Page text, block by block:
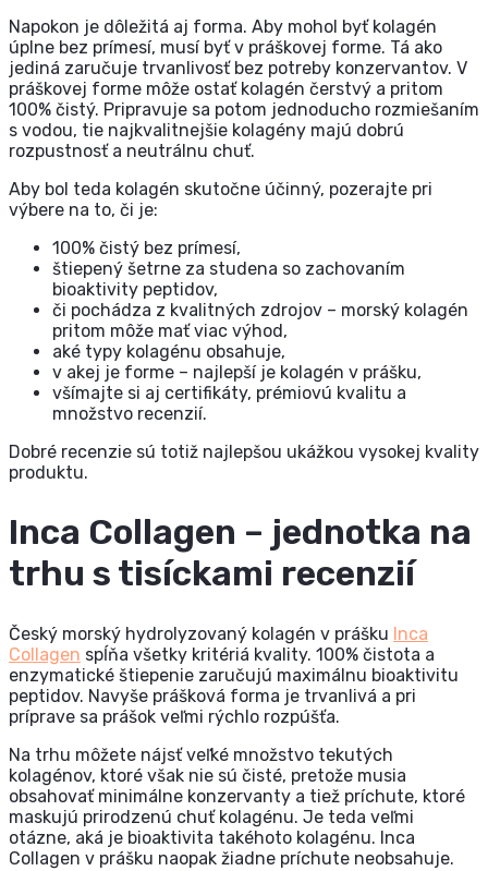
Napokon je dôležitá aj forma. Aby mohol byť kolagén
úplne bez prímesí, musí byť v práškovej forme. Tá ako
jediná zaručuje trvanlivosť bez potreby konzervantov. V
práškovej forme môže ostať kolagén čerstvý a pritom
100% čistý. Pripravuje sa potom jednoducho rozmiešaním
s vodou, tie najkvalitnejšie kolagény majú dobrú
rozpustnosť a neutrálnu chuť.
Aby bol teda kolagén skutočne účinný, pozerajte pri
výbere na to, či je:
100% čistý bez prímesí,
štiepený šetrne za studena so zachovaním
bioaktivity peptidov,
či pochádza z kvalitných zdrojov – morský kolagén
pritom môže mať viac výhod,
aké typy kolagénu obsahuje,
v akej je forme – najlepší je kolagén v prášku,
všímajte si aj certifikáty, prémiovú kvalitu a
množstvo recenzií.
Dobré recenzie sú totiž najlepšou ukážkou vysokej kvality
produktu.
Inca Collagen – jednotka na
trhu s tisíckami recenzií
Český morský hydrolyzovaný kolagén v prášku Inca
Collagen spĺňa všetky kritériá kvality. 100% čistota a
enzymatické štiepenie zaručujú maximálnu bioaktivitu
peptidov. Navyše prášková forma je trvanlivá a pri
príprave sa prášok veľmi rýchlo rozpúšťa.
Na trhu môžete nájsť veľké množstvo tekutých
kolagénov, ktoré však nie sú čisté, pretože musia
obsahovať minimálne konzervanty a tiež príchute, ktoré
maskujú prirodzenú chuť kolagénu. Je teda veľmi
otázne, aká je bioaktivita takéhoto kolagénu. Inca
Collagen v prášku naopak žiadne príchute neobsahuje.